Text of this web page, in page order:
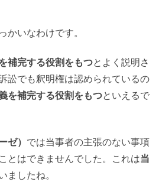
かいなわけです。
補完する役割をもつとよく説明さ
訟でも釈明権は認められているの
を補完する役割をもつといえるで
ゼ） では当事者の主張のない事項
とはできませんでした。これは当
ましたね。